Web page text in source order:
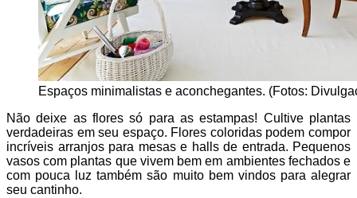
Espaços minimalistas e aconchegantes. (Fotos:
Não deixe as flores só para as estampas! Cultive plantas
verdadeiras em seu espaço. Flores coloridas podem compor
incríveis arranjos para mesas e halls de entrada. Pequenos
vasos com plantas que vivem bem em ambientes fechados e
com pouca luz também são muito bem vindos para alegrar
seu cantinho.